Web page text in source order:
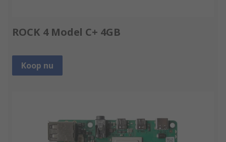
ROCK 4 Model C+ 4GB
Koop nu